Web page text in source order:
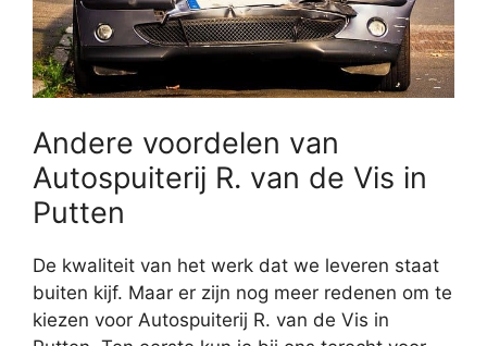
Andere voordelen van
Autospuiterij R. van de Vis in
Putten
De kwaliteit van het werk dat we leveren staat
buiten kijf. Maar er zijn nog meer redenen om te
kiezen voor Autospuiterij R. van de Vis in